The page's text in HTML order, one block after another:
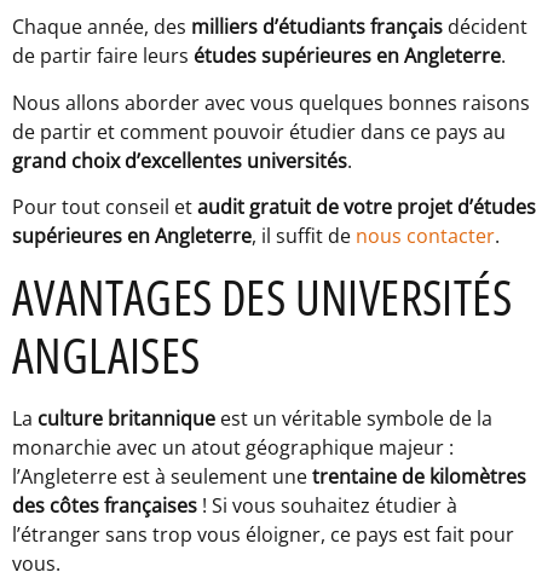
Chaque année, des milliers d’étudiants français décident
de partir faire leurs études supérieures en Angleterre.
Nous allons aborder avec vous quelques bonnes raisons
de partir et comment pouvoir étudier dans ce pays au
grand choix d’excellentes universités.
Pour tout conseil etaudit gratuit de votre projet d’études
supérieures en Angleterre, il suffit de nous contacter.
AVANTAGES DES UNIVERSITÉS
ANGLAISES
La culture britannique est un véritable symbole de la
monarchie avec un atout géographique majeur :
l’Angleterre est à seulement unetrentaine de kilomètres
des côtes françaises ! Si vous souhaitez étudier à
l’étranger sans trop vous éloigner, ce pays est fait pour
vous.